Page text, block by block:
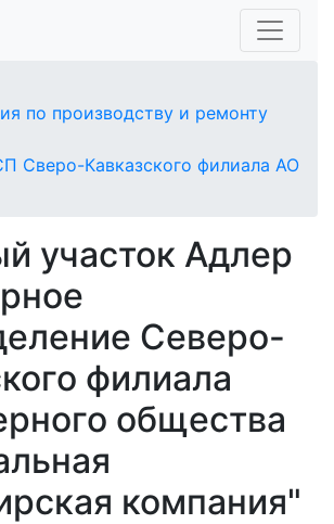
по производству и ремонту
Сверо-Кавказского филиала АО
участок Адлер
Северо-
филиала
общества
компания"